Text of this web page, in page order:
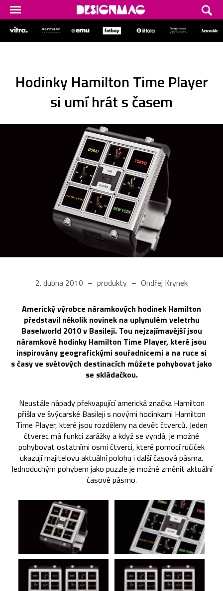
Hodinky Hamilton Time Player
si umí hrát s časem
2. dubna 2010 produkty Ondřej Krynek
Americký výrobce náramkových hodinek Hamilton
představil několik novinek na uplynulém veletrhu
Baselworld 2010 v Basileji. Tou nejzajímavější jsou
náramkové hodinky Hamilton Time Player, které jsou
inspirovány geografickými souřadnicemi a na ruce si
s časy ve světových destinacích můžete pohybovat jako
se skládačkou.
Neustále nápady překvapující americká značka Hamilton
přišla ve švýcarské Basileji s novými hodinkami Hamilton
Time Player, které jsou rozděleny na devět čtverců. Jeden
čtverec má funkci zarážky a když se vyndá, je možné
pohybovat ostatními osmi čtverci, které pomocí ručiček
ukazují majitelovu aktuální polohu i další časová pásma.
Jednoduchým pohybem jako puzzle je možné změnit aktuální
časové pásmo.